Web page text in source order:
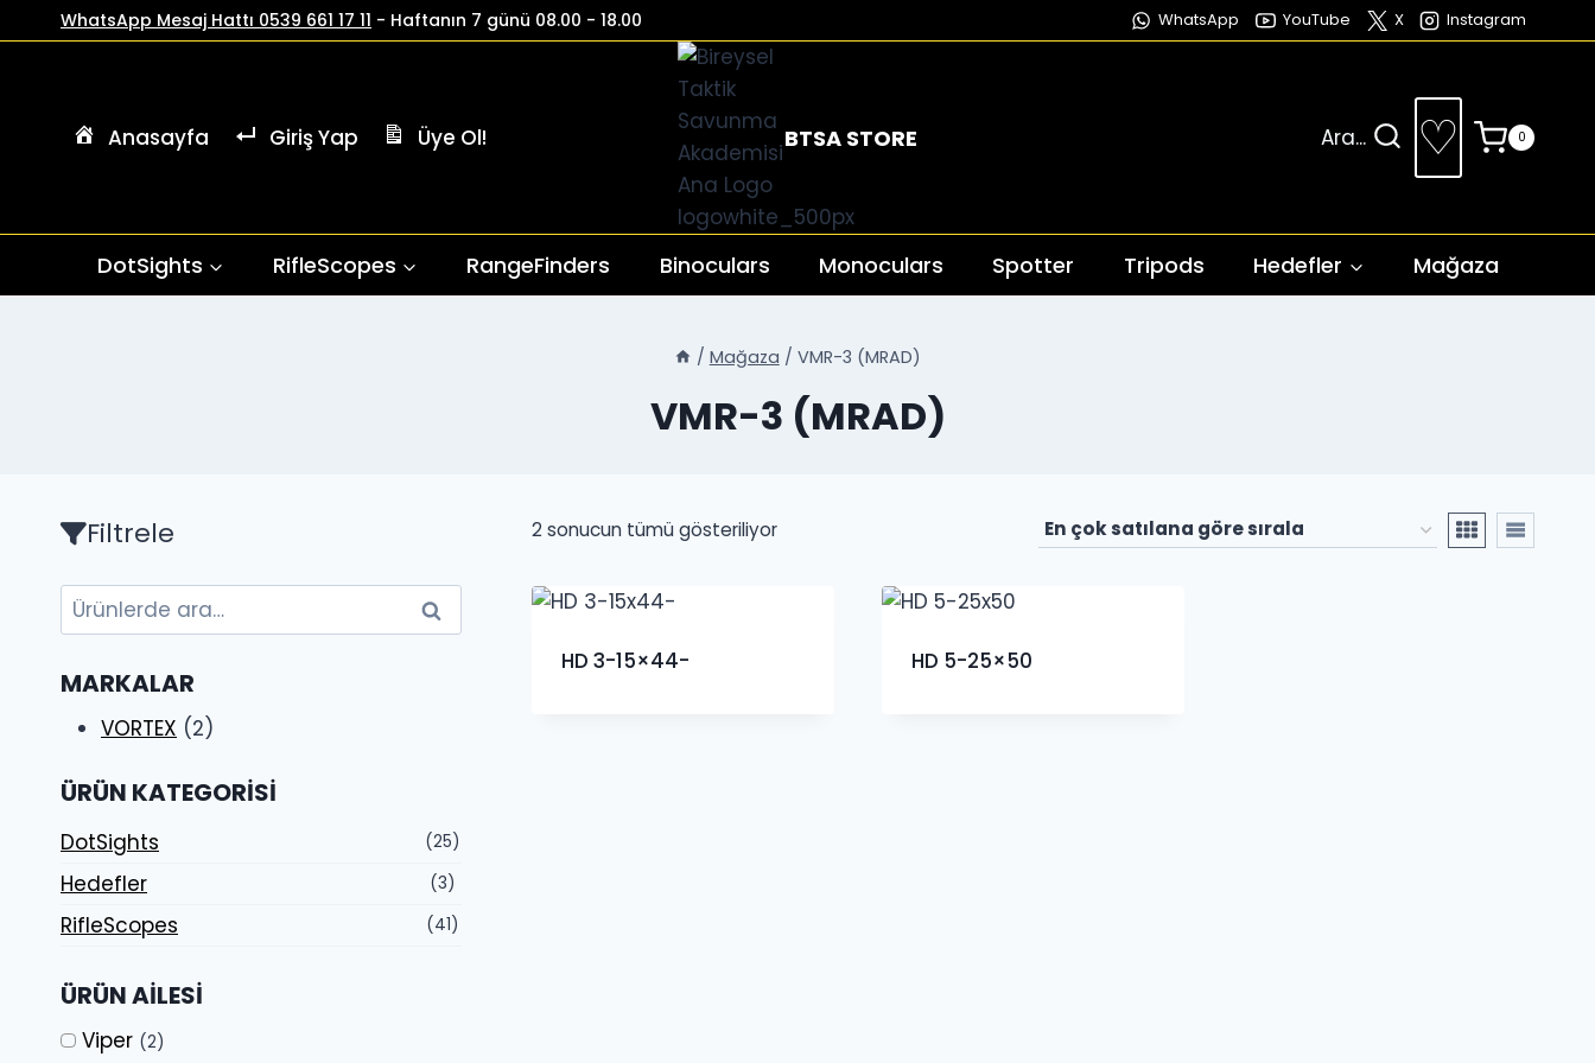
İçeriğe
geç
WhatsApp Mesaj Hattı 0539 661 17 11 - Haftanın 7 günü 08.00 - 18.00 WhatsApp YouTube X Instagram
Anasayfa Giriş Yap Üye Ol! BTSA STORE Ara... ♡ 0
DotSights RifleScopes RangeFinders Binoculars Monoculars Spotter Tripods Hedefler Mağaza
/ Mağaza / VMR-3 (MRAD)
VMR-3 (MRAD)
2 sonucun tümü gösteriliyorPopülerliğe
HD 3-15×44- HD 5-25×50
Filtrele
Ara: Ara
MARKALAR
VORTEX (2)
ÜRÜN KATEGORISI
DotSights (25)
Hedefler (3)
RifleScopes (41)
ÜRÜN AILESI
Viper (2)